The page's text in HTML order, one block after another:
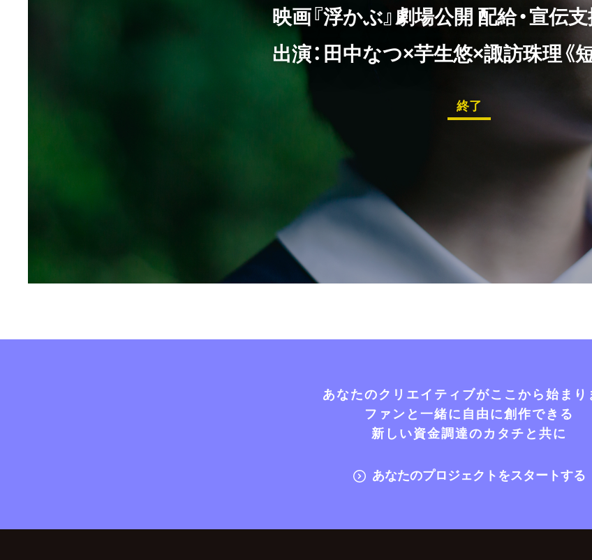
映画『浮かぶ』劇場公開 配給・宣伝
出演：田中なつ×芋生悠×諏訪珠理《
終了
あなたのクリエイティブがここから始まり
ファンと一緒に自由に創作できる
新しい資金調達のカタチと共に
あなたのプロジェクトをスタートする